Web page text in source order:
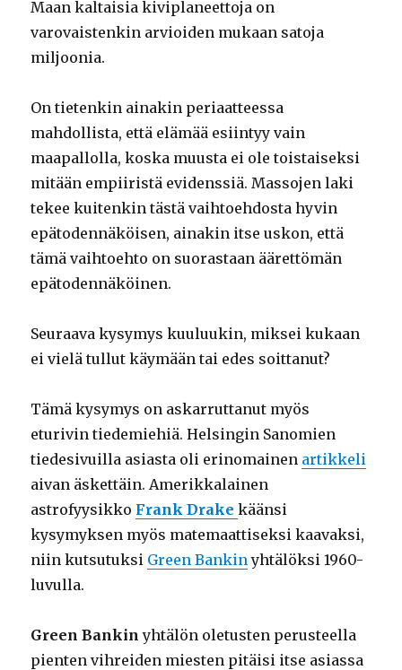
Maan kaltaisia kiviplaneettoja on
varovaistenkin arvioiden mukaan satoja
miljoonia.
On tietenkin ainakin periaatteessa
mahdollista, että elämää esiintyy vain
maapallolla, koska muusta ei ole toistaiseksi
mitään empiiristä evidenssiä. Massojen laki
tekee kuitenkin tästä vaihtoehdosta hyvin
epätodennäköisen, ainakin itse uskon, että
tämä vaihtoehto on suorastaan äärettömän
epätodennäköinen.
Seuraava kysymys kuuluukin, miksei kukaan
ei vielä tullut käymään tai edes soittanut?
Tämä kysymys on askarruttanut myös
eturivin tiedemiehiä. Helsingin Sanomien
tiedesivuilla asiasta oli erinomainen artikkeli
aivan äskettäin. Amerikkalainen
astrofyysikko Frank Drake käänsi
kysymyksen myös matemaattiseksi kaavaksi,
niin kutsutuksi Green Bankin yhtälöksi 1960-
luvulla.
Green Bankin yhtälön oletusten perusteella
pienten vihreiden miesten pitäisi itse asiassa